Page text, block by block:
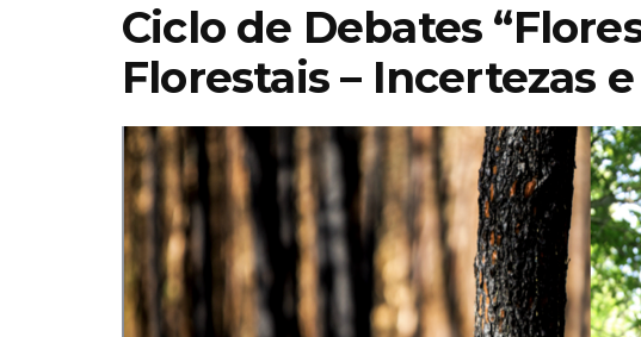
Ciclo de Debates
Florestais – Incertezas